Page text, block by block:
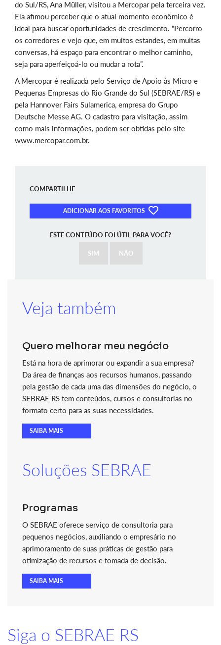
do Sul/RS, Ana Müller, visitou a Mercopar pela terceira vez.
Ela afimou perceber que o atual momento econômico é
ideal para buscar oportunidades de crescimento. “Percorro
os corredores e vejo que, em muitos estandes, em muitas
conversas, há espaço para encontrar o melhor caminho,
seja para aperfeiçoá-lo ou mudar a rota”.
A Mercopar é realizada pelo Serviço de Apoio às Micro e
Pequenas Empresas do Rio Grande do Sul (SEBRAE/RS) e
pela Hannover Fairs Sulamerica, empresa do Grupo
Deutsche Messe AG. O cadastro para visitação, assim
como mais informações, podem ser obtidas pelo site
www.mercopar.com.br.
COMPARTILHE
ADICIONAR AOS FAVORITOS
ESTE CONTEÚDO FOI ÚTIL PARA VOCÊ?
SIM NÃO
Veja também
Quero melhorar meu negócio
Está na hora de aprimorar ou expandir a sua empresa?
Da área de finanças aos recursos humanos, passando
pela gestão de cada uma das dimensões do negócio, o
SEBRAE RS tem conteúdos, cursos e consultorias no
formato certo para as suas necessidades.
SAIBA MAIS
Soluções SEBRAE
Programas
O SEBRAE oferece serviço de consultoria para
pequenos negócios, auxiliando o empresário no
aprimoramento de suas práticas de gestão para
otimização de recursos e tomada de decisão.
SAIBA MAIS
Siga o SEBRAE RS